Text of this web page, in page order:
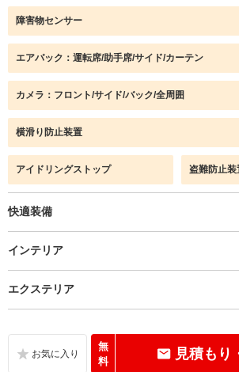
障害物センサー
エアバック：運転席/助手席/サイド/カーテン
カメラ：フロント/サイド/バック/全周囲
横滑り防止装置
アイドリングストップ 盗難防止装
快適装備
インテリア
エクステリア
無
料
見積もり